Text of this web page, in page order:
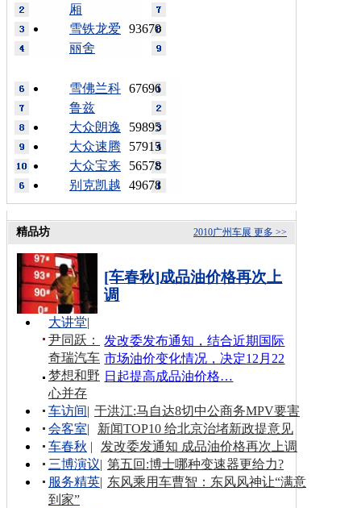
厢
93670
雪铁龙爱
丽舍
67696
雪佛兰科
鲁兹
59895
大众朗逸
57915
大众速腾
56578
大众宝来
49678
别克凯越
更多 >>
2010广州车展
精品坊
[车春秋]成品油价格再次上
调
发改委发布通知，结合近期国际
市场油价变化情况，决定12月22
日起提高成品油价格…
大讲堂|
尹同跃：
奇瑞汽车
梦想和野
心并存
车访间| 于洪江:马自达8切中公商务MPV要害
会客室|
新闻TOP10 给北京治堵新政提意见
车春秋 |
发改委发通知 成品油价格再次上调
三博演议| 第五回:博士哪种变速器更给力?
服务精英| 东风乘用车曹智：东风风神让“满意
到家”